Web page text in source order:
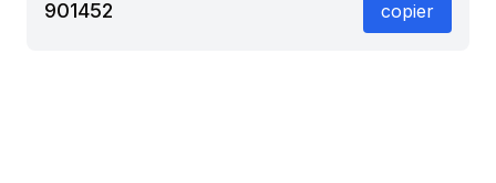
901452 copier